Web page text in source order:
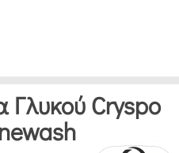
Γλυκού Cryspo